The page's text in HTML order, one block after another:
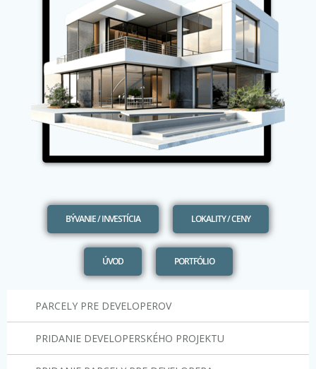
BÝVANIE / INVESTÍCIA LOKALITY / CENY
ÚVOD PORTFÓLIO
PARCELY PRE DEVELOPEROV
PRIDANIE DEVELOPERSKÉHO PROJEKTU